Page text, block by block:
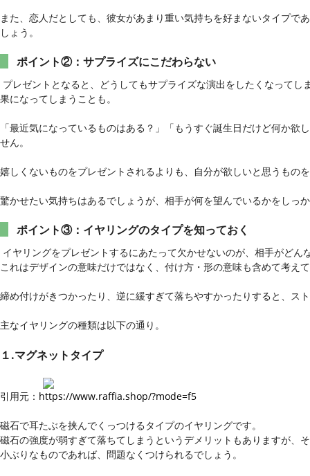
また、恋人だとしても、彼女があまり重い気持ちを好まないタイプで
しょう。
ポイント②：サプライズにこだわらない
プレゼントとなると、どうしてもサプライズな演出をしたくなって
果になってしまうことも。
「最近気になっているものはある？」「もうすぐ誕生日だけど何か
せん。
嬉しくないものをプレゼントされるよりも、自分が欲しいと思うもの
驚かせたい気持ちはあるでしょうが、相手が何を望んでいるかをしっ
ポイント③：イヤリングのタイプを知っておく
イヤリングをプレゼントするにあたって欠かせないのが、相手がどん
これはデザインの意味だけではなく、付け方・形の意味も含めて考え
締め付けがきつかったり、逆に緩すぎて落ちやすかったりすると、ス
主なイヤリングの種類は以下の通り。
１.マグネットタイプ
引用元： https://www.raffia.shop/?mode=f5
磁石で耳たぶを挟んでくっつけるタイプのイヤリングです。
磁石の強度が弱すぎて落ちてしまうというデメリットもありますが、
小ぶりなものであれば、問題なくつけられるでしょう。